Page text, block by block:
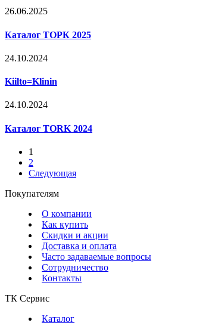
26.06.2025
Каталог ТОРК 2025
24.10.2024
Kiilto=Klinin
24.10.2024
Каталог TORK 2024
1
2
Следующая
Покупателям
О компании
Как купить
Скидки и акции
Доставка и оплата
Часто задаваемые вопросы
Сотрудничество
Контакты
ТК Сервис
Каталог